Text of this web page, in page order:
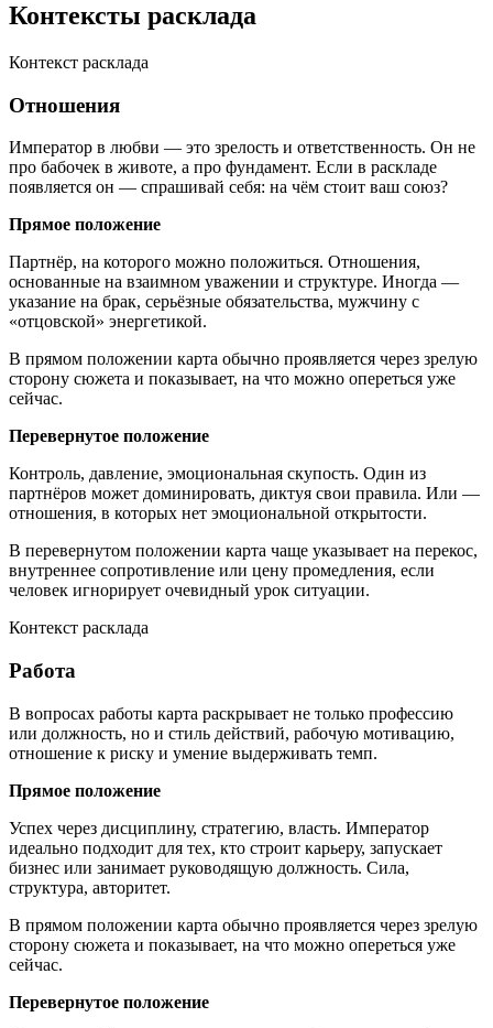
Контексты расклада
Контекст расклада
Отношения
Император в любви — это зрелость и ответственность. Он не
про бабочек в животе, а про фундамент. Если в раскладе
появляется он — спрашивай себя: на чём стоит ваш союз?
Прямое положение
Партнёр, на которого можно положиться. Отношения,
основанные на взаимном уважении и структуре. Иногда —
указание на брак, серьёзные обязательства, мужчину с
«отцовской» энергетикой.
В прямом положении карта обычно проявляется через зрелую
сторону сюжета и показывает, на что можно опереться уже
сейчас.
Перевернутое положение
Контроль, давление, эмоциональная скупость. Один из
партнёров может доминировать, диктуя свои правила. Или —
отношения, в которых нет эмоциональной открытости.
В перевернутом положении карта чаще указывает на перекос,
внутреннее сопротивление или цену промедления, если
человек игнорирует очевидный урок ситуации.
Контекст расклада
Работа
В вопросах работы карта раскрывает не только профессию
или должность, но и стиль действий, рабочую мотивацию,
отношение к риску и умение выдерживать темп.
Прямое положение
Успех через дисциплину, стратегию, власть. Император
идеально подходит для тех, кто строит карьеру, запускает
бизнес или занимает руководящую должность. Сила,
структура, авторитет.
В прямом положении карта обычно проявляется через зрелую
сторону сюжета и показывает, на что можно опереться уже
сейчас.
Перевернутое положение